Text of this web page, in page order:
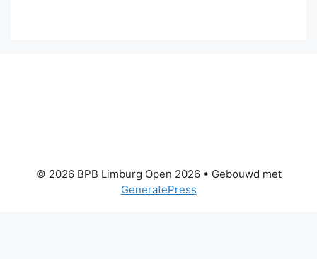
© 2026 BPB Limburg Open 2026• Gebouwd met
GeneratePress